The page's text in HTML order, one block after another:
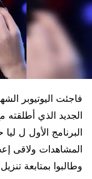
فاجئت اليوتيوبر
البرنامج الأول ل
المشاهدات ولاقى
وطالبوا بمتابعة